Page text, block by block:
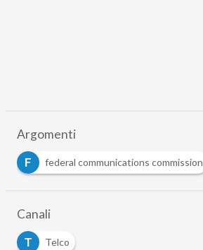
Argomenti
F
federal communications commission
Canali
T
Telco